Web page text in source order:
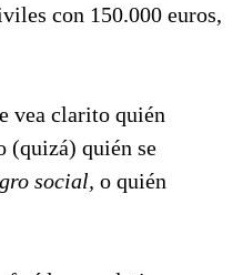
con 150.000 euros,
vea clarito quién
(quizá) quién se
social, o quién